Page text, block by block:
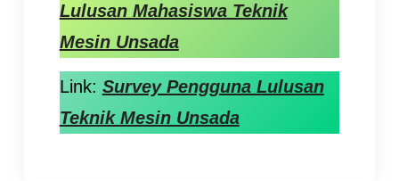
Lulusan Mahasiswa Teknik
Mesin Unsada
Link: Survey Pengguna Lulusan
Teknik Mesin Unsada